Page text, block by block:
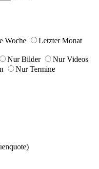
Woche
Letzter Monat
Nur Bilder
Nur Videos
Nur Termine